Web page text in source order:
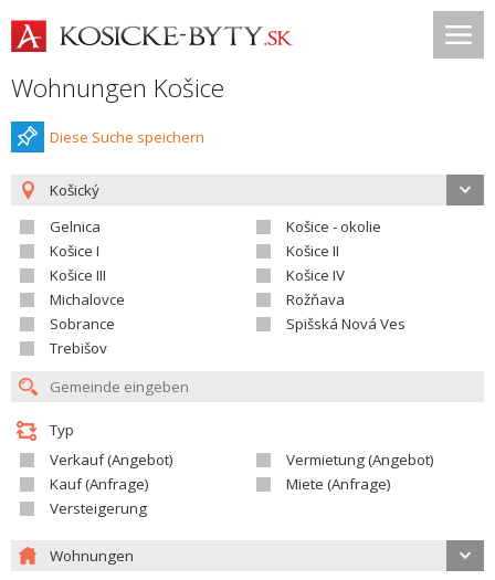
Wohnungen Košice
Diese Suche speichern
Košický
Gelnica
Košice - okolie
Košice I
Košice II
Košice III
Košice IV
Michalovce
Rožňava
Sobrance
Spišská Nová Ves
Trebišov
Typ
Verkauf (Angebot)
Vermietung (Angebot)
Kauf (Anfrage)
Miete (Anfrage)
Versteigerung
Wohnungen